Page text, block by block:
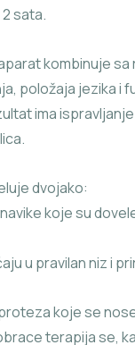
sata.
kombinuje sa
položaja jezika i
ima
dvojako:
koje su
u pravilan niz i
koje se
terapija se,